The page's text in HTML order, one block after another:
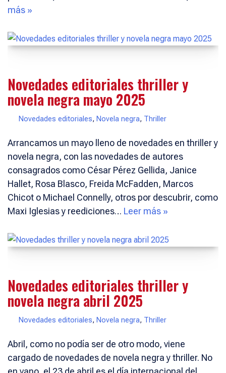
más »
Novedades editoriales thriller y
novela negra mayo 2025
Novedades editoriales, Novela negra, Thriller
Arrancamos un mayo lleno de novedades en thriller y
novela negra, con las novedades de autores
consagrados como César Pérez Gellida, Janice
Hallet, Rosa Blasco, Freida McFadden, Marcos
Chicot o Michael Connelly, otros por descubrir, como
Maxi Iglesias y reediciones… Leer más »
Novedades editoriales thriller y
novela negra abril 2025
Novedades editoriales, Novela negra, Thriller
Abril, como no podía ser de otro modo, viene
cargado de novedades de novela negra y thriller. No